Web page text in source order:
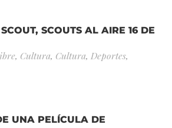
SCOUTS AL AIRE 16 DE
, Cultura, Cultura, Deportes,
UNA PELÍCULA DE